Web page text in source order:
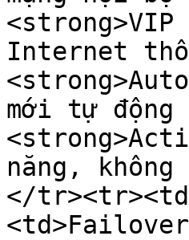
Internet
mới tự
năng,
</